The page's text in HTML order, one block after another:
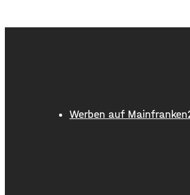
sie enden allerdings in
Werben auf